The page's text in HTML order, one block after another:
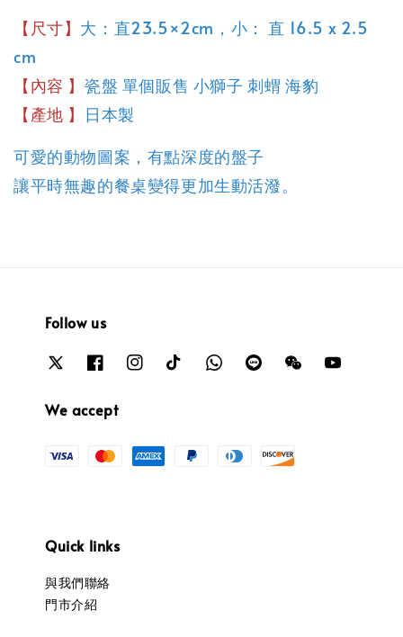
【尺寸】 大：直23.5×2cm，小： 直 16.5 x 2.5
cm
【內容 】 瓷盤 單個販售 小獅子 刺蝟 海豹
【產地 】 日本製
可愛的動物圖案，有點深度的盤子
讓平時無趣的餐桌變得更加生動活潑。
Follow us
We accept
Quick links
與我們聯絡
門市介紹